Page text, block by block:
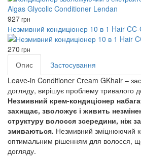
927грн
Незмивний кондиціонер 10 в 1 Hair
270 грн
Опис
Застосування
Leave-in Conditioner Сream GKhair –
догляду, вирішує проблему тривалого
Незмивний крем-кондиціонер
захищає, зволожує і живить
структуру волосся зсередини, ніж
змиваються. Незмивний зміцнюючий
оптимальним рішенням для волосся,
догляду.